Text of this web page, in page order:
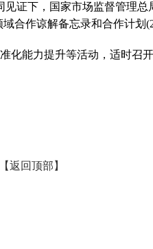
证下，国家市场监督管理总
合作谅解备忘录和合作计划
能力提升等活动，适时召
【返回顶部】